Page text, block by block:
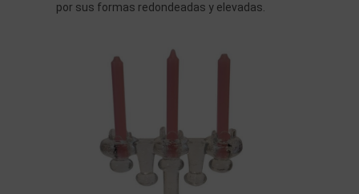
por sus formas redondeadas y elevadas.